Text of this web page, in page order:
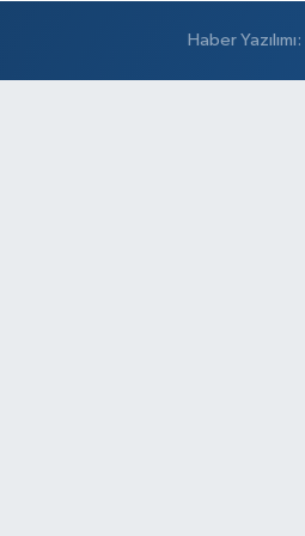
Haber Yazılımı: